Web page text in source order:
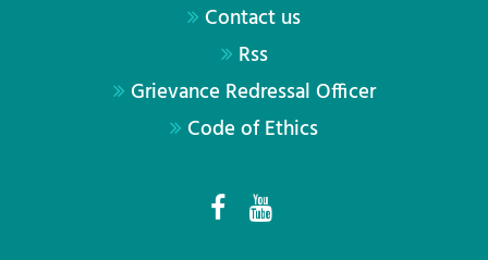
Contact us
Rss
Grievance Redressal Officer
Code of Ethics